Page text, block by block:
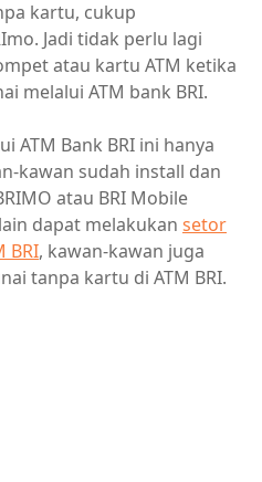
kartu, cukup
Jadi tidak perlu lagi
atau kartu ATM ketika
melalui ATM bank BRI.
ATM Bank BRI ini hanya
kawan sudah install dan
atau BRI Mobile
dapat melakukan setor
BRI, kawan-kawan juga
tanpa kartu di ATM BRI.